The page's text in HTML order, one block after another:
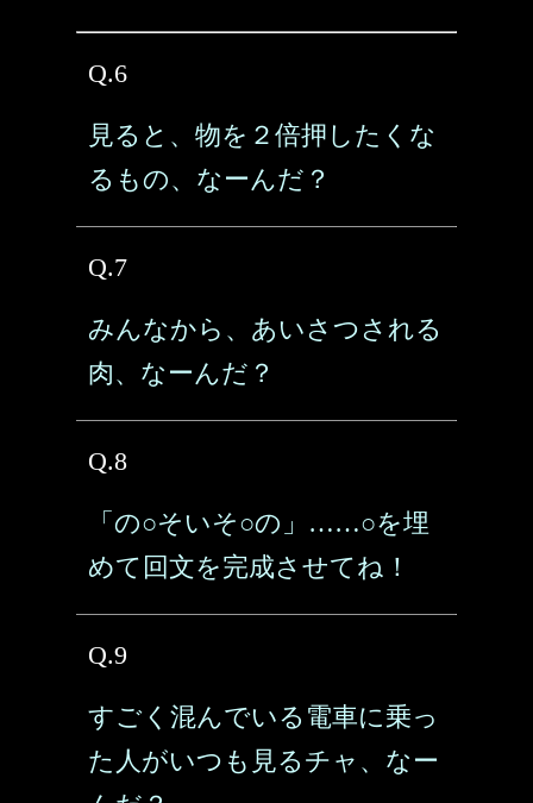
Q.6
見ると、物を２倍押したくな
るもの、なーんだ？
Q.7
みんなから、あいさつされる
肉、なーんだ？
Q.8
「の○そいそ○の」……○を埋
めて回文を完成させてね！
Q.9
すごく混んでいる電車に乗っ
た人がいつも見るチャ、なー